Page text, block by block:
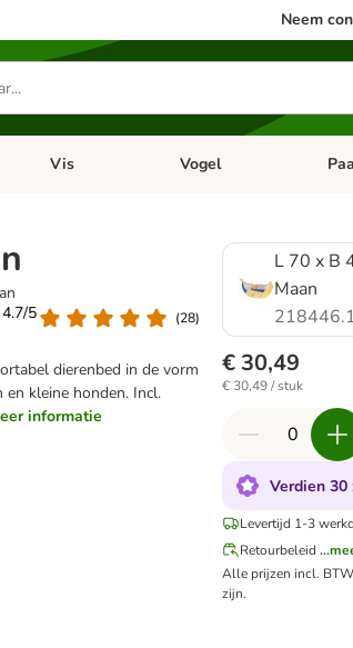
Neem
Open categorie menu: Kleine dieren
Vis Open categorie menu: Vis
Vogel
5
(28)
dierenbed in de vorm
kleine honden. Incl.
informatie
L 70 x B
Maan
€ 30,49
€ 30,49 / stuk
Verdien
Levertijd 1-3
Retourbeleid
Alle prijzen incl.
zijn.